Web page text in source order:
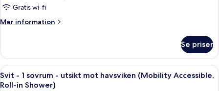
queensize-
sängar
(Mobility
Roll-
in
Shower)
Gratis wi-fi
Mer information
Mer
-
queensize-
sängar
Se priser
Öppna
alla
En modern balkong med en soffa,
7
Svit - 1 sovrum - utsikt mot havsviken (Mobility Accessible,
Roll-in Shower)